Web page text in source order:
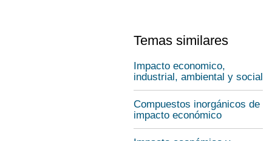
Temas similares
Impacto economico,
industrial, ambiental y social
Compuestos inorgánicos de
impacto económico